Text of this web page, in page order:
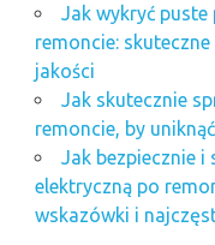
Jak wykryć puste
remoncie:
jakości
Jak skutecznie
remoncie, by
Jak bezpiecznie i
elektryczną po
wskazówki i